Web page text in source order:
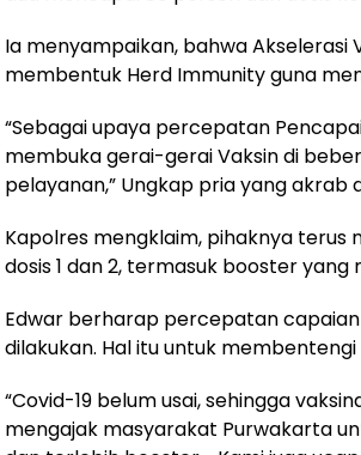
Ia menyampaikan, bahwa Akselerasi
membentuk Herd Immunity guna
“Sebagai upaya percepatan
membuka gerai-gerai Vaksin di
pelayanan,” Ungkap pria yang akrab
Kapolres mengklaim, pihaknya terus
dosis 1 dan 2, termasuk booster
Edwar berharap percepatan
dilakukan. Hal itu untuk
“Covid-19 belum usai, sehingga
mengajak masyarakat Purwakarta